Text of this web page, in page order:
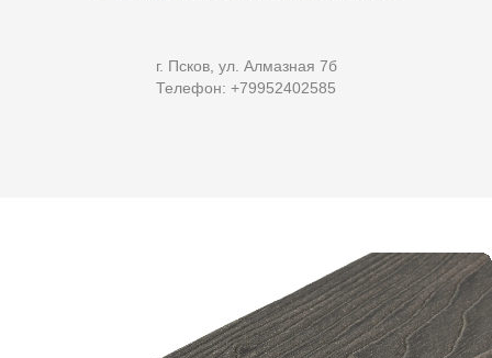
г. Псков, ул. Алмазная 7б
Телефон: +79952402585